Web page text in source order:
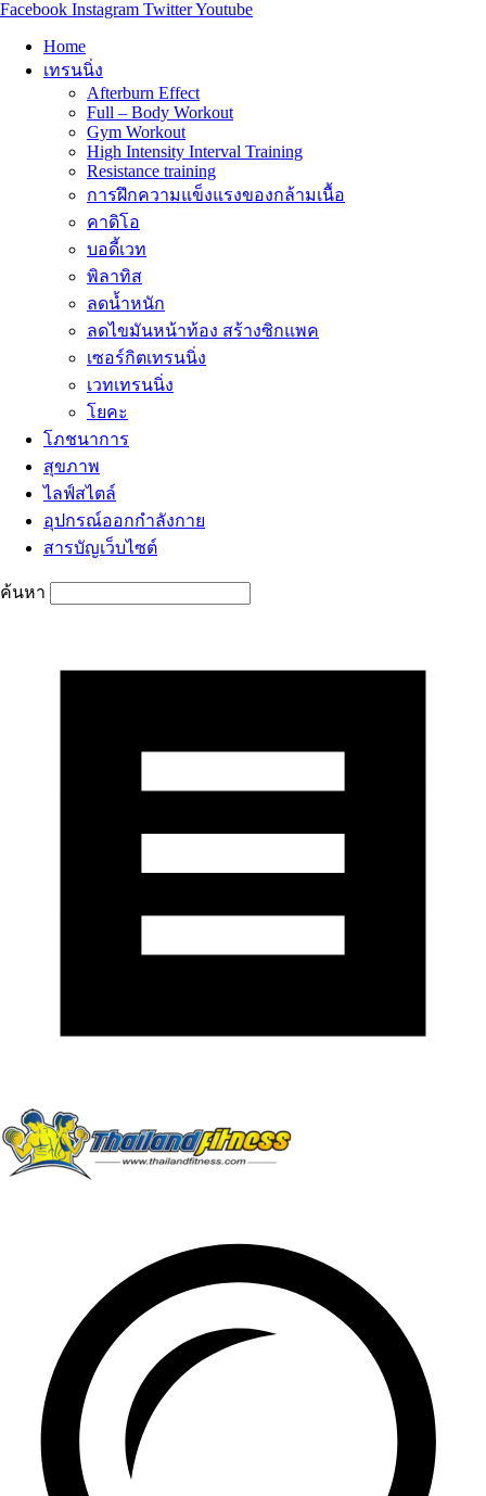
Facebook Instagram TwitterYoutube
Home
เทรนนิ่ง
Afterburn Effect
Full – Body Workout
Gym Workout
High Intensity Interval Training
Resistance training
การฝึกความแข็งแรงของกล้ามเนื้อ
คาดิโอ
บอดี้เวท
พิลาทิส
ลดน้ำหนัก
ลดไขมันหน้าท้อง สร้างซิกแพค
เซอร์กิตเทรนนิ่ง
เวทเทรนนิ่ง
โยคะ
โภชนาการ
สุขภาพ
ไลฟ์สไตล์
อุปกรณ์ออกกำลังกาย
สารบัญเว็บไซต์
ค้นหา